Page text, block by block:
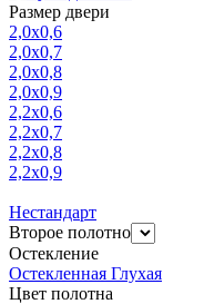
Размер двери
2,0х0,6
2,0х0,7
2,0х0,8
2,0х0,9
2,2х0,6
2,2х0,7
2,2х0,8
2,2х0,9
Нестандарт
Второе полотно
Остекление
Остекленная Глухая
Цвет полотна